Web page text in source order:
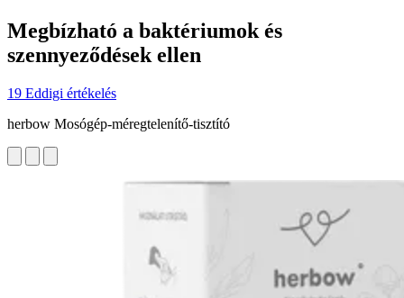
Megbízható a baktériumok és
szennyeződések ellen
19 Eddigi értékelés
herbow Mosógép-méregtelenítő-tisztító